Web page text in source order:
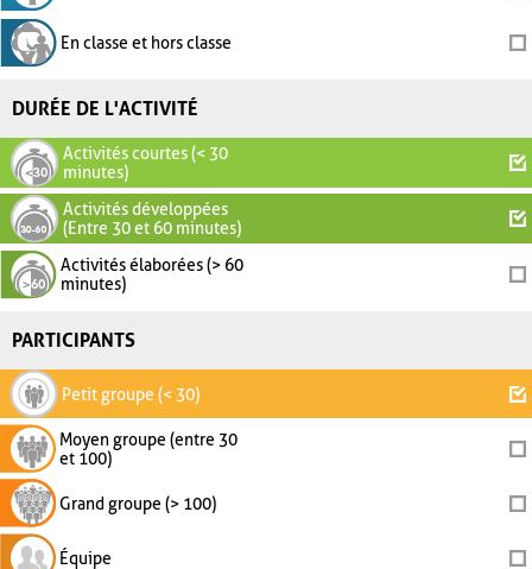
En classe et hors classe
DURÉE DE L'ACTIVITÉ
Activités courtes (< 30
minutes)
Activités développées
(Entre 30 et 60 minutes)
Activités élaborées (> 60
minutes)
PARTICIPANTS
Petit groupe (< 30)
Moyen groupe (entre 30
et 100)
Grand groupe (> 100)
Équipe